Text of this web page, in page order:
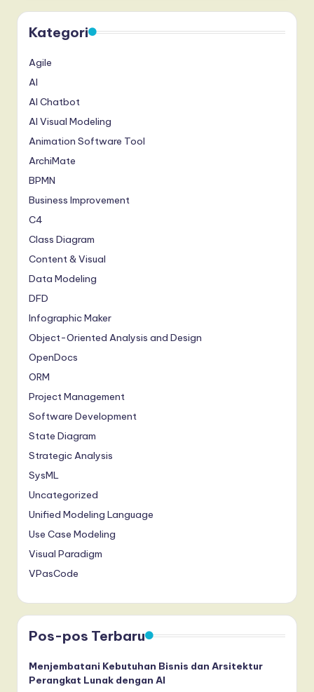
Kategori
Agile
AI
AI Chatbot
AI Visual Modeling
Animation Software Tool
ArchiMate
BPMN
Business Improvement
C4
Class Diagram
Content & Visual
Data Modeling
DFD
Infographic Maker
Object-Oriented Analysis and Design
OpenDocs
ORM
Project Management
Software Development
State Diagram
Strategic Analysis
SysML
Uncategorized
Unified Modeling Language
Use Case Modeling
Visual Paradigm
VPasCode
Pos-pos Terbaru
Menjembatani Kebutuhan Bisnis dan Arsitektur
Perangkat Lunak dengan AI